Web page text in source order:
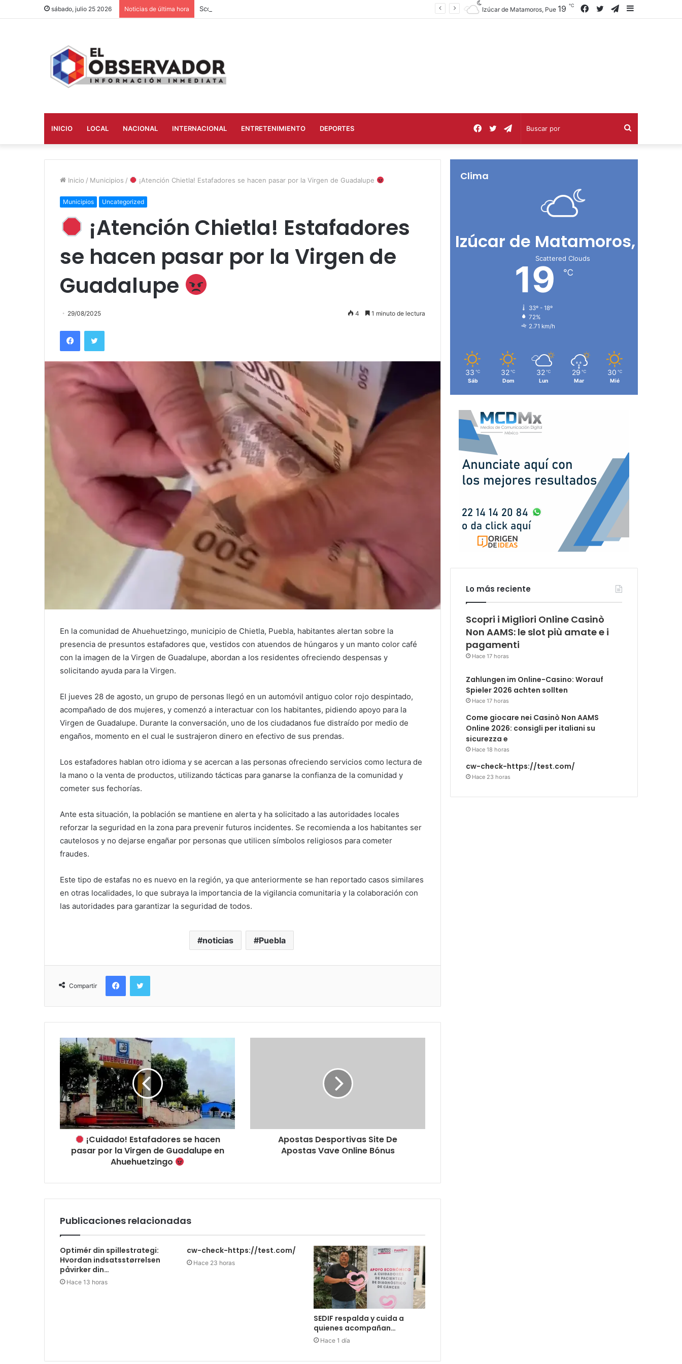
sábado, julio 25 2026 Noticias de última hora
Barra
Telegram
Twitter
Facebook
Izúcar de Matamoros, Pue 19 ℃
INICIO LOCAL NACIONAL INTERNACIONAL ENTRETENIMIENTO DEPORTES
por
Telegram
Twitter
Facebook
Inicio / Municipios / ¡Atención Chietla! Estafadores se hacen pasar por la Virgen de Guadalupe
Municipios Uncategorized
¡Atención Chietla! Estafadores
se hacen pasar por la Virgen de
Guadalupe
29/08/2025 4 1 minuto de lectura
FacebookTwitter
En la comunidad de Ahuehuetzingo, municipio de Chietla, Puebla, habitantes alertan sobre la
presencia de presuntos estafadores que, vestidos con atuendos de húngaros y un manto color café
con la imagen de la Virgen de Guadalupe, abordan a los residentes ofreciendo despensas y
solicitando ayuda para la Virgen.
El jueves 28 de agosto, un grupo de personas llegó en un automóvil antiguo color rojo despintado,
acompañado de dos mujeres, y comenzó a interactuar con los habitantes, pidiendo apoyo para la
Virgen de Guadalupe. Durante la conversación, uno de los ciudadanos fue distraído por medio de
engaños, momento en el cual le sustrajeron dinero en efectivo de sus prendas.
Los estafadores hablan otro idioma y se acercan a las personas ofreciendo servicios como lectura de
la mano o la venta de productos, utilizando tácticas para ganarse la confianza de la comunidad y
cometer sus fechorías.
Ante esta situación, la población se mantiene en alerta y ha solicitado a las autoridades locales
reforzar la seguridad en la zona para prevenir futuros incidentes. Se recomienda a los habitantes ser
cautelosos y no dejarse engañar por personas que utilicen símbolos religiosos para cometer
fraudes.
Este tipo de estafas no es nuevo en la región, ya que anteriormente se han reportado casos similares
en otras localidades, lo que subraya la importancia de la vigilancia comunitaria y la colaboración con
las autoridades para garantizar la seguridad de todos.
noticias Puebla
Compartir
FacebookTwitter
¡Cuidado! Estafadores se hacen
pasar por la Virgen de Guadalupe en
Ahuehuetzingo
Apostas Desportivas Site De
Apostas Vave Online Bónus
Publicaciones relacionadas
Optimér din spillestrategi:
Hvordan indsatsstørrelsen
påvirker din…
Hace 13 horas
cw-check-https://test.com/
Hace 23 horas
SEDIF respalda y cuida a
quienes acompañan…
Hace 1 día
Clima
Izúcar de Matamoros, Pue
Scattered Clouds
19 ℃
33º - 18º
72%
2.71 km/h
33 ℃
Sáb
32 ℃
Dom
32 ℃
Lun
29 ℃
Mar
30 ℃
Mié
Lo más reciente
Scopri i Migliori Online Casinò
Non AAMS: le slot più amate e i
pagamenti
Hace 17 horas
Zahlungen im Online-Casino: Worauf
Spieler 2026 achten sollten
Hace 17 horas
Come giocare nei Casinò Non AAMS
Online 2026: consigli per italiani su
sicurezza e
Hace 18 horas
cw-check-https://test.com/
Hace 23 horas